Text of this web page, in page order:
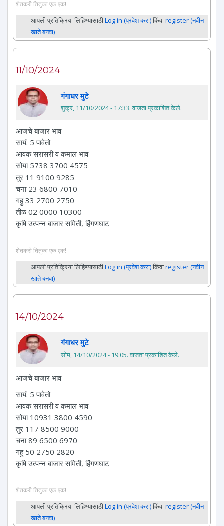
शेतकरी तितुका एक एक!
आपली प्रतिक्रिया लिहिण्यासाठीLog in (प्रवेश करा)किंवाregister (नवीन
खाते बनवा)
11/10/2024
गंगाधर मुटे
शुक्र, 11/10/2024 - 17:33. वाजता प्रकाशित केले.
आजचे बाजार भाव
सायं. 5 पावेतो
आवक सरासरी व कमाल भाव
सोया 5738 3700 4575
तुर 11 9100 9285
चना 23 6800 7010
गहु 33 2700 2750
तीळ 02 0000 10300
कृषि उत्पन्न बाजार समिती, हिंगणघाट
शेतकरी तितुका एक एक!
आपली प्रतिक्रिया लिहिण्यासाठीLog in (प्रवेश करा)किंवाregister (नवीन
खाते बनवा)
14/10/2024
गंगाधर मुटे
सोम, 14/10/2024 - 19:05. वाजता प्रकाशित केले.
आजचे बाजार भाव
सायं. 5 पावेतो
आवक सरासरी व कमाल भाव
सोया 10931 3800 4590
तुर 117 8500 9000
चना 89 6500 6970
गहु 50 2750 2820
कृषि उत्पन्न बाजार समिती, हिंगणघाट
शेतकरी तितुका एक एक!
आपली प्रतिक्रिया लिहिण्यासाठीLog in (प्रवेश करा)किंवाregister (नवीन
खाते बनवा)